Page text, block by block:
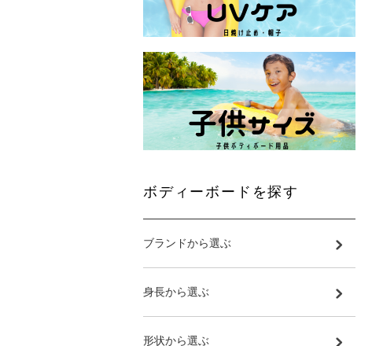
ボディーボードを探す
ブランドから選ぶ
身長から選ぶ
形状から選ぶ